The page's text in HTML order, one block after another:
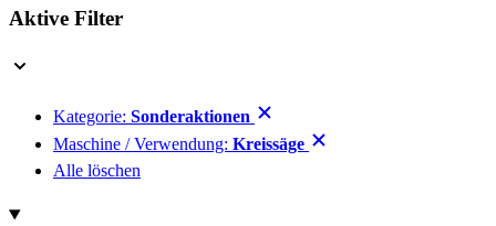
Aktive Filter
Kategorie: Sonderaktionen
Maschine / Verwendung: Kreissäge
Alle löschen